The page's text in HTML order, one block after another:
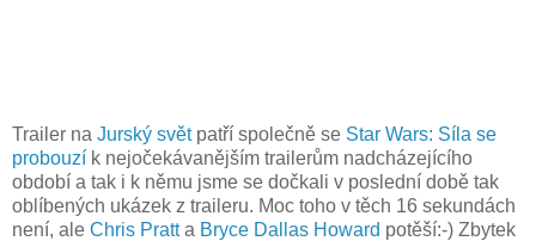
Trailer na Jurský světpatří společně se Star Wars: Síla se
probouzí k nejočekávanějším trailerům nadcházejícího
období a tak i k němu jsme se dočkali v poslední době tak
oblíbených ukázek z traileru. Moc toho v těch 16 sekundách
není, ale Chris Pratta Bryce Dallas Howard potěší:-) Zbytek